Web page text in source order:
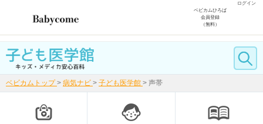
ログイン
ベビカムひろば
会員登録
（無料）
ベビカムトップ > 病気ナビ > 子ども医学館 > 声帯